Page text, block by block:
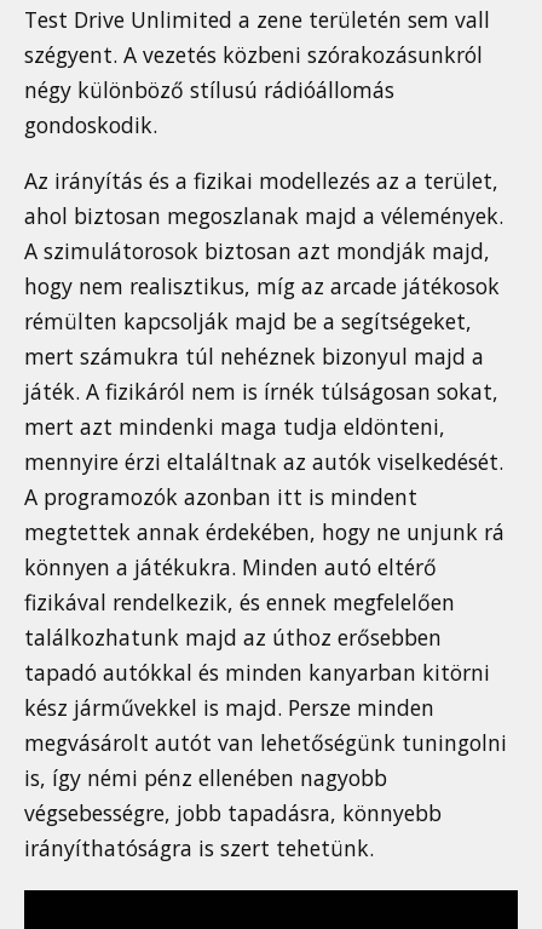
Test Drive Unlimited a zene területén sem vall
szégyent. A vezetés közbeni szórakozásunkról
négy különböző stílusú rádióállomás
gondoskodik.
Az irányítás és a fizikai modellezés az a terület,
ahol biztosan megoszlanak majd a vélemények.
A szimulátorosok biztosan azt mondják majd,
hogy nem realisztikus, míg az arcade játékosok
rémülten kapcsolják majd be a segítségeket,
mert számukra túl nehéznek bizonyul majd a
játék. A fizikáról nem is írnék túlságosan sokat,
mert azt mindenki maga tudja eldönteni,
mennyire érzi eltaláltnak az autók viselkedését.
A programozók azonban itt is mindent
megtettek annak érdekében, hogy ne unjunk rá
könnyen a játékukra. Minden autó eltérő
fizikával rendelkezik, és ennek megfelelően
találkozhatunk majd az úthoz erősebben
tapadó autókkal és minden kanyarban kitörni
kész járművekkel is majd. Persze minden
megvásárolt autót van lehetőségünk tuningolni
is, így némi pénz ellenében nagyobb
végsebességre, jobb tapadásra, könnyebb
irányíthatóságra is szert tehetünk.